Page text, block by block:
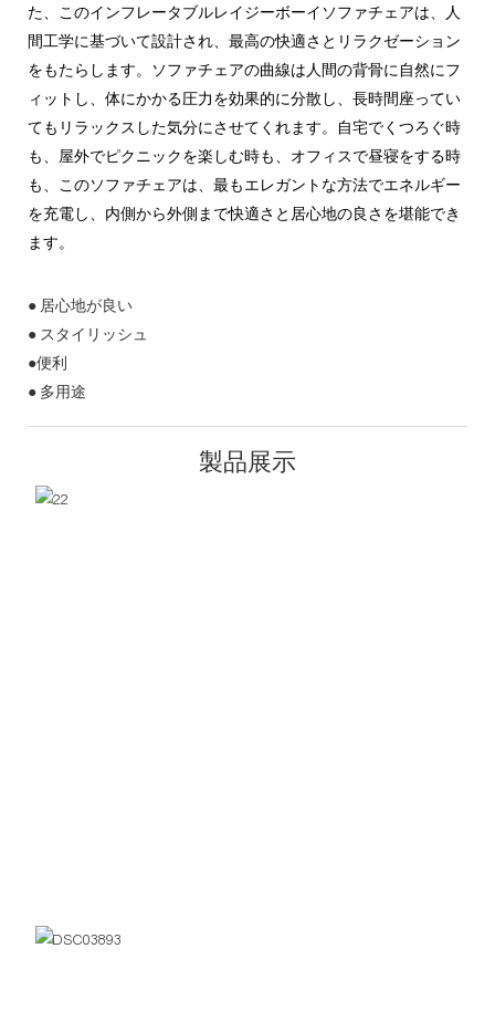
た、このインフレータブルレイジーボーイソファチェアは、人
間工学に基づいて設計され、最高の快適さとリラクゼーション
をもたらします。ソファチェアの曲線は人間の背骨に自然にフ
ィットし、体にかかる圧力を効果的に分散し、長時間座ってい
てもリラックスした気分にさせてくれます。自宅でくつろぐ時
も、屋外でピクニックを楽しむ時も、オフィスで昼寝をする時
も、このソファチェアは、最もエレガントな方法でエネルギー
を充電し、内側から外側まで快適さと居心地の良さを堪能でき
ます。
● 居心地が良い
● スタイリッシュ
●便利
● 多用途
製品展示